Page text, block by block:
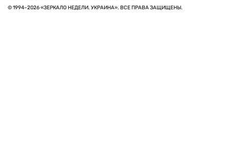
© 1994–2026 «ЗЕРКАЛО НЕДЕЛИ. УКРАИНА». ВСЕ ПРАВА ЗАЩИЩЕНЫ.